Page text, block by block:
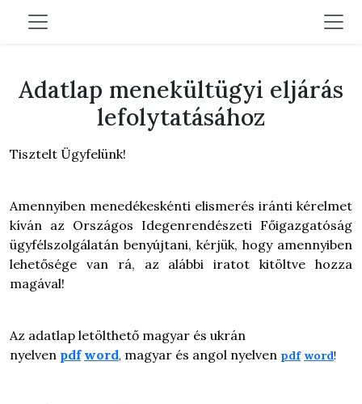
Adatlap menekültügyi eljárás
lefolytatásához
Tisztelt Ügyfelünk!
Amennyiben menedékeskénti elismerés iránti kérelmet
kíván az Országos Idegenrendészeti Főigazgatóság
ügyfélszolgálatán benyújtani, kérjük, hogy amennyiben
lehetősége van rá, az alábbi iratot kitöltve hozza
magával!
Az adatlap letölthető magyar és ukrán
nyelven pdf word, magyar és angol nyelven pdf word!